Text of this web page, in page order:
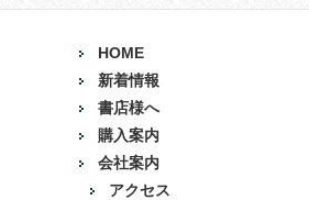
HOME
新着情報
書店様へ
購入案内
会社案内
アクセス